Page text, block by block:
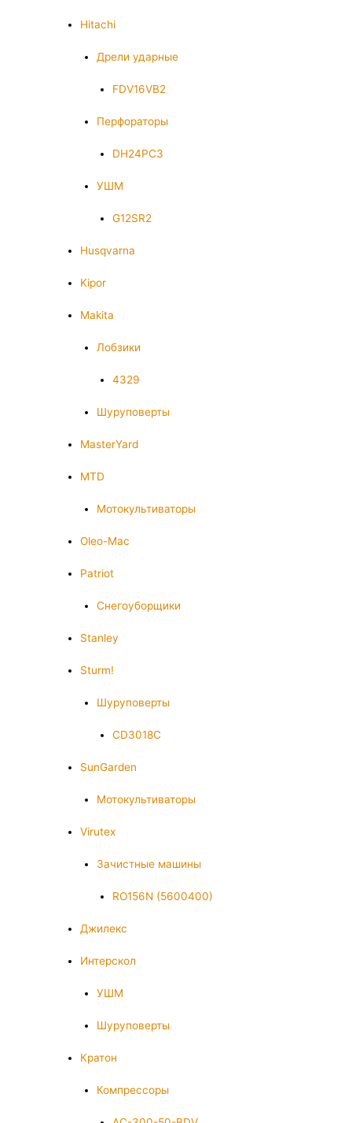
Hitachi
Дрели ударные
FDV16VB2
Перфораторы
DH24PC3
УШМ
G12SR2
Husqvarna
Kipor
Makita
Лобзики
4329
Шуруповерты
MasterYard
MTD
Мотокультиваторы
Oleo-Mac
Patriot
Снегоуборщики
Stanley
Sturm!
Шуруповерты
CD3018C
SunGarden
Мотокультиваторы
Virutex
Зачистные машины
RO156N (5600400)
Джилекс
Интерскол
УШМ
Шуруповерты
Кратон
Компрессоры